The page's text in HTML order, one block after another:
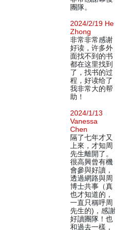
團隊。
2024/2/19 He
Zhong
非常非常感谢
好读，许多外
面找不到的书
都在这里找到
了，找书的过
程，好读给了
我非常大的帮
助！
2024/1/13
Vanessa
Chen
隔了七年才又
上來，才知周
先生離開了。
很高興曾有機
會參與好讀，
透過網路與周
博士共事（真
也才知道的，
一直只稱呼周
先生的)，感謝
好讀團隊！也
和過去一樣，